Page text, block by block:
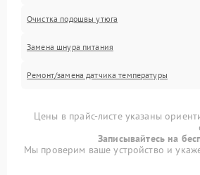
Очистка подошвы утюга
Замена шнура питания
Ремонт/замена датчика температуры
Цены в прайс-листе указаны
Записывайтесь на
Мы проверим ваше устройство и